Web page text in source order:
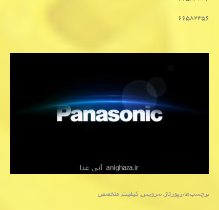
۶۶۵۸۲۳۵۶
برچسب‌ها:رپورتاژ,سرویس ,كیفیت,متخصص